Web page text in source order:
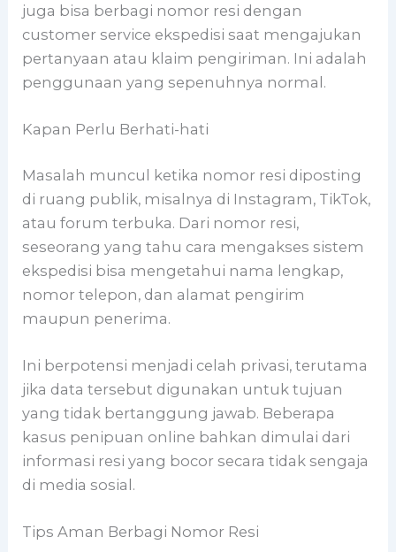
juga bisa berbagi nomor resi dengan
customer service ekspedisi saat mengajukan
pertanyaan atau klaim pengiriman. Ini adalah
penggunaan yang sepenuhnya normal.
Kapan Perlu Berhati-hati
Masalah muncul ketika nomor resi diposting
di ruang publik, misalnya di Instagram, TikTok,
atau forum terbuka. Dari nomor resi,
seseorang yang tahu cara mengakses sistem
ekspedisi bisa mengetahui nama lengkap,
nomor telepon, dan alamat pengirim
maupun penerima.
Ini berpotensi menjadi celah privasi, terutama
jika data tersebut digunakan untuk tujuan
yang tidak bertanggung jawab. Beberapa
kasus penipuan online bahkan dimulai dari
informasi resi yang bocor secara tidak sengaja
di media sosial.
Tips Aman Berbagi Nomor Resi